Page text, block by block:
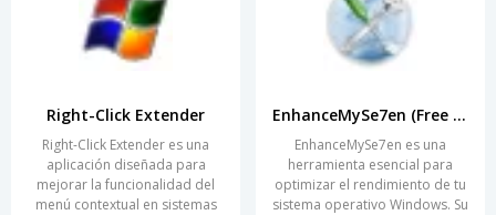
Right-Click Extender
Right-Click Extender es una
aplicación diseñada para
mejorar la funcionalidad del
menú contextual en sistemas
EnhanceMySe7en (Free Version)
EnhanceMySe7en es una
herramienta esencial para
optimizar el rendimiento de tu
sistema operativo Windows. Su